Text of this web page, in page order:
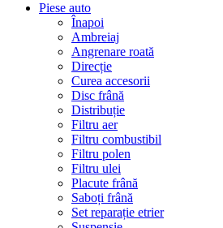
Piese auto
Înapoi
Ambreiaj
Angrenare roată
Direcție
Curea accesorii
Disc frână
Distribuție
Filtru aer
Filtru combustibil
Filtru polen
Filtru ulei
Placute frână
Saboți frână
Set reparație etrier